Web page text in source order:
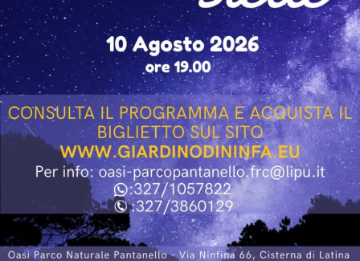
L’incontro con Giallini e Marazziti ha regalato al
pubblico momenti di confronto, ironia e spontaneità,
confermando lo spirito che caratterizza “Un Mare di
Cinema”: non soltanto una rassegna di proiezioni, ma
un’occasione per avvicinare il pubblico ai protagonisti e
agli autori del cinema italiano.